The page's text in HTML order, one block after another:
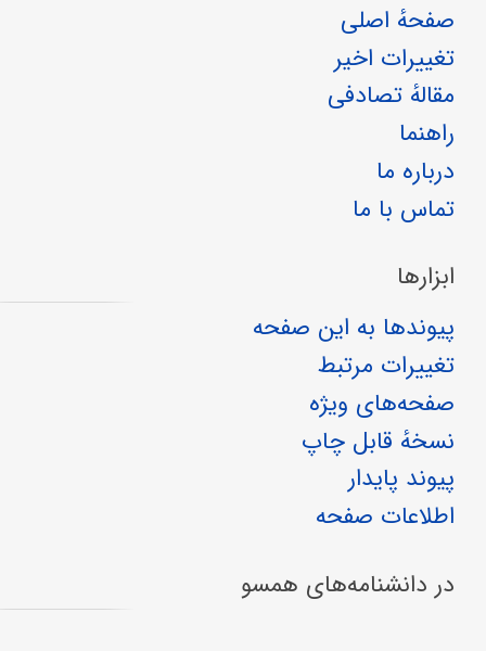
صفحهٔ اصلی
تغییرات اخیر
مقالهٔ تصادفی
راهنما
درباره ما
تماس با ما
ابزارها
پیوندها به این صفحه
تغییرات مرتبط
صفحه‌های ویژه
نسخهٔ قابل چاپ
پیوند پایدار
اطلاعات صفحه
در دانشنامه‌های همسو